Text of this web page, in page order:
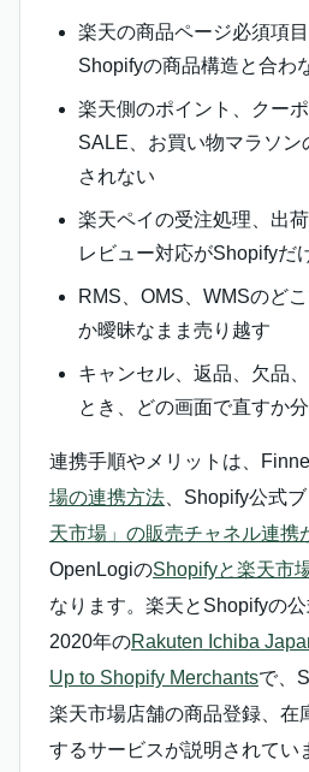
楽天の商品ページ必須項
Shopifyの商品構造と合わ
楽天側のポイント、クー
SALE、お買い物マラソン
されない
楽天ペイの受注処理、出
レビュー対応がShopifyだ
RMS、OMS、WMSのど
か曖昧なまま売り越す
キャンセル、返品、欠品
とき、どの画面で直すか
連携手順やメリットは、
場の連携方法 、Shopify公式
天市場」の販売チャネル連携
OpenLogiのShopifyと楽天市
なります。楽天とShopifyの公
2020年のRakuten Ichiba
Up to Shopify Merchantsで、
楽天市場店舗の商品登録、在
するサービスが説明されてい